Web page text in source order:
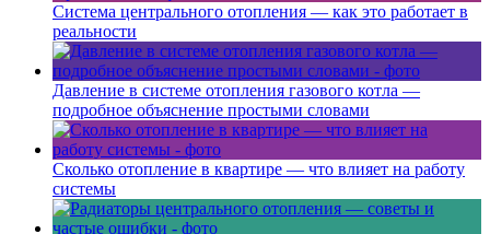
Система центрального отопления — как это работает в
реальности
Давление в системе отопления газового котла —
подробное объяснение простыми словами
Сколько отопление в квартире — что влияет на работу
системы